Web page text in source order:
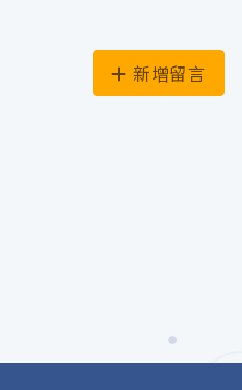
新增留言